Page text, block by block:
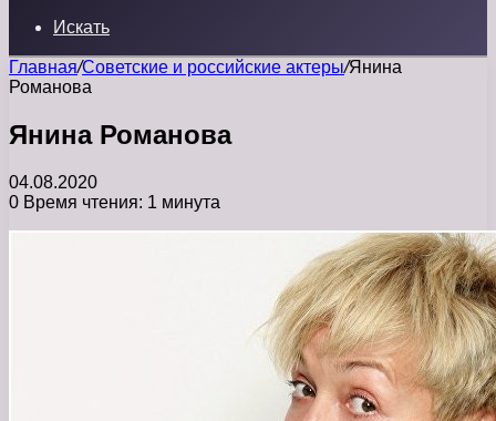
Искать
Главная/Советские и российские актеры/Янина
Романова
Янина Романова
04.08.2020
0 Время чтения: 1 минута